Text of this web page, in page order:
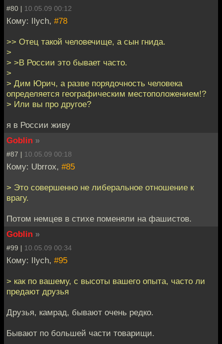
#80 | 10.05.09 00:12
Кому: Ilych, #78
>> Отец такой человечище, а сын гнида.
>
> >В России это бывает часто.
>
> Дим Юрич, а разве порядочность человека
определяется географическим местоположением!?
> Или вы про другое?
я в России живу
Goblin »
#87 | 10.05.09 00:18
Кому: Ubrrox, #85
> Это совершенно не либеральное отношение к
врагу.
Потом немцев в стихе поменяли на фашистов.
Goblin »
#99 | 10.05.09 00:34
Кому: Ilych, #95
> как по вашему, с высоты вашего опыта, часто ли
предают друзья
Друзья, камрад, бывают очень редко.
Бывают по большей части товарищи.